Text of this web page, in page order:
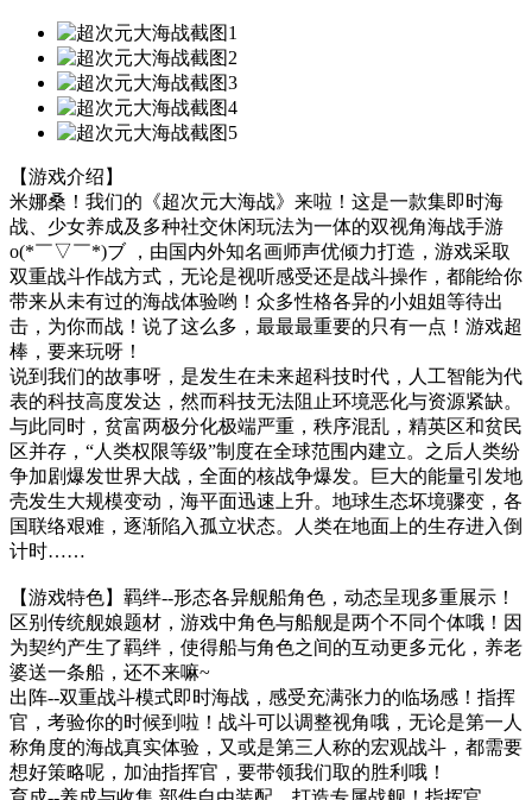
【游戏介绍】
米娜桑！我们的《超次元大海战》来啦！这是一款集即时海
战、少女养成及多种社交休闲玩法为一体的双视角海战手游
o(*￣▽￣*)ブ ，由国内外知名画师声优倾力打造，游戏采取
双重战斗作战方式，无论是视听感受还是战斗操作，都能给你
带来从未有过的海战体验哟！众多性格各异的小姐姐等待出
击，为你而战！说了这么多，最最最重要的只有一点！游戏超
棒，要来玩呀！
说到我们的故事呀，是发生在未来超科技时代，人工智能为代
表的科技高度发达，然而科技无法阻止环境恶化与资源紧缺。
与此同时，贫富两极分化极端严重，秩序混乱，精英区和贫民
区并存，“人类权限等级”制度在全球范围内建立。之后人类纷
争加剧爆发世界大战，全面的核战争爆发。巨大的能量引发地
壳发生大规模变动，海平面迅速上升。地球生态坏境骤变，各
国联络艰难，逐渐陷入孤立状态。人类在地面上的生存进入倒
计时……
【游戏特色】羁绊--形态各异舰船角色，动态呈现多重展示！
区别传统舰娘题材，游戏中角色与船舰是两个不同个体哦！因
为契约产生了羁绊，使得船与角色之间的互动更多元化，养老
婆送一条船，还不来嘛~
出阵--双重战斗模式即时海战，感受充满张力的临场感！指挥
官，考验你的时候到啦！战斗可以调整视角哦，无论是第一人
称角度的海战真实体验，又或是第三人称的宏观战斗，都需要
想好策略呢，加油指挥官，要带领我们取的胜利哦！